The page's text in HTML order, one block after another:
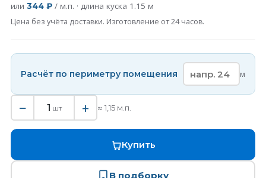
или 344 ₽ / м.п. · длина куска 1.15 м
Цена без учёта доставки. Изготовление от 24 часов.
Расчёт по периметру помещения м
− 1 шт + ≈ 1,15 м.п.
Купить
В подборку